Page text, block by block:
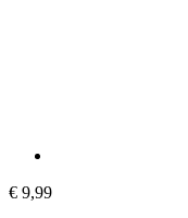
€ 9,99